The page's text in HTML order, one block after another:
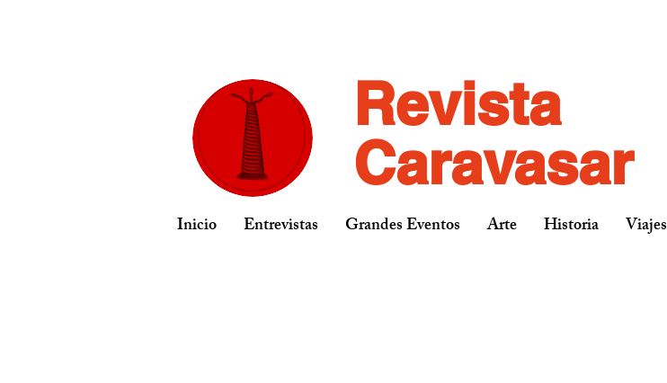
Inicio Entrevistas Grandes Eventos Arte Historia Viajes
Revista
Caravasar